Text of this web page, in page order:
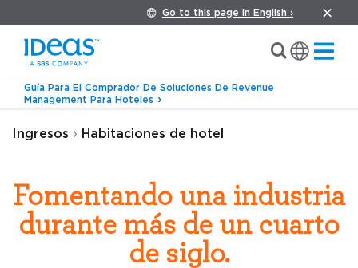
Go to this page in English ›
Guía Para El Comprador De Soluciones De Revenue
Management Para Hoteles
Ingresos › Habitaciones de hotel
Fomentando una industria
durante más de un cuarto
de siglo.